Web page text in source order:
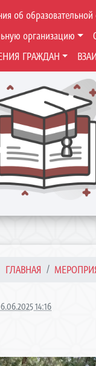
об
организацию
ГРАЖДАН
ГЛАВНАЯ
14:16